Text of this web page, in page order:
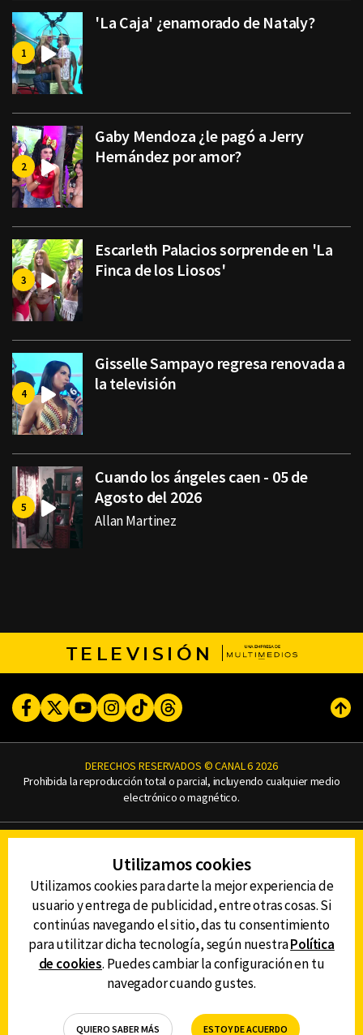
'La Caja' ¿enamorado de Nataly?
Gaby Mendoza ¿le pagó a Jerry
Hernández por amor?
Escarleth Palacios sorprende en 'La
Finca de los Liosos'
Gisselle Sampayo regresa renovada a
la televisión
Cuando los ángeles caen - 05 de
Agosto del 2026
Allan Martinez
TELEVISIÓN
FacebookTwitterYoutubeInstagram
TikTokThreads
DERECHOS RESERVADOS © CANAL 6 2026
Prohibida la reproducción total o parcial, incluyendo cualquier medio
electrónico o magnético.
AVISO DE PRIVACIDAD
AVISO LEGAL
DEFENSORÍA DE LAS AUDIENCIAS
DESCARGA LA APP DE CANAL 6
Utilizamos cookies
Utilizamos cookies para darte la mejor experiencia de
usuario y entrega de publicidad, entre otras cosas. Si
continúas navegando el sitio, das tu consentimiento
para utilitzar dicha tecnología, según nuestraPolítica
de cookies. Puedes cambiar la configuración en tu
navegador cuando gustes.
QUIERO SABER MÁS ESTOY DE ACUERDO